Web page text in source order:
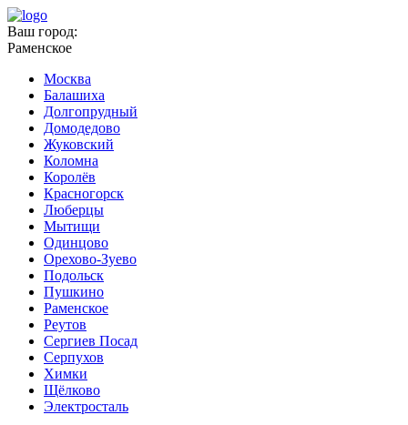
Ваш город:
Раменское
Москва
Балашиха
Долгопрудный
Домодедово
Жуковский
Коломна
Королёв
Красногорск
Люберцы
Мытищи
Одинцово
Орехово-Зуево
Подольск
Пушкино
Раменское
Реутов
Сергиев Посад
Серпухов
Химки
Щёлково
Электросталь